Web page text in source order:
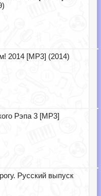
2014 [MP3] (2014)
Рэпа 3 [MP3]
Русский выпуск